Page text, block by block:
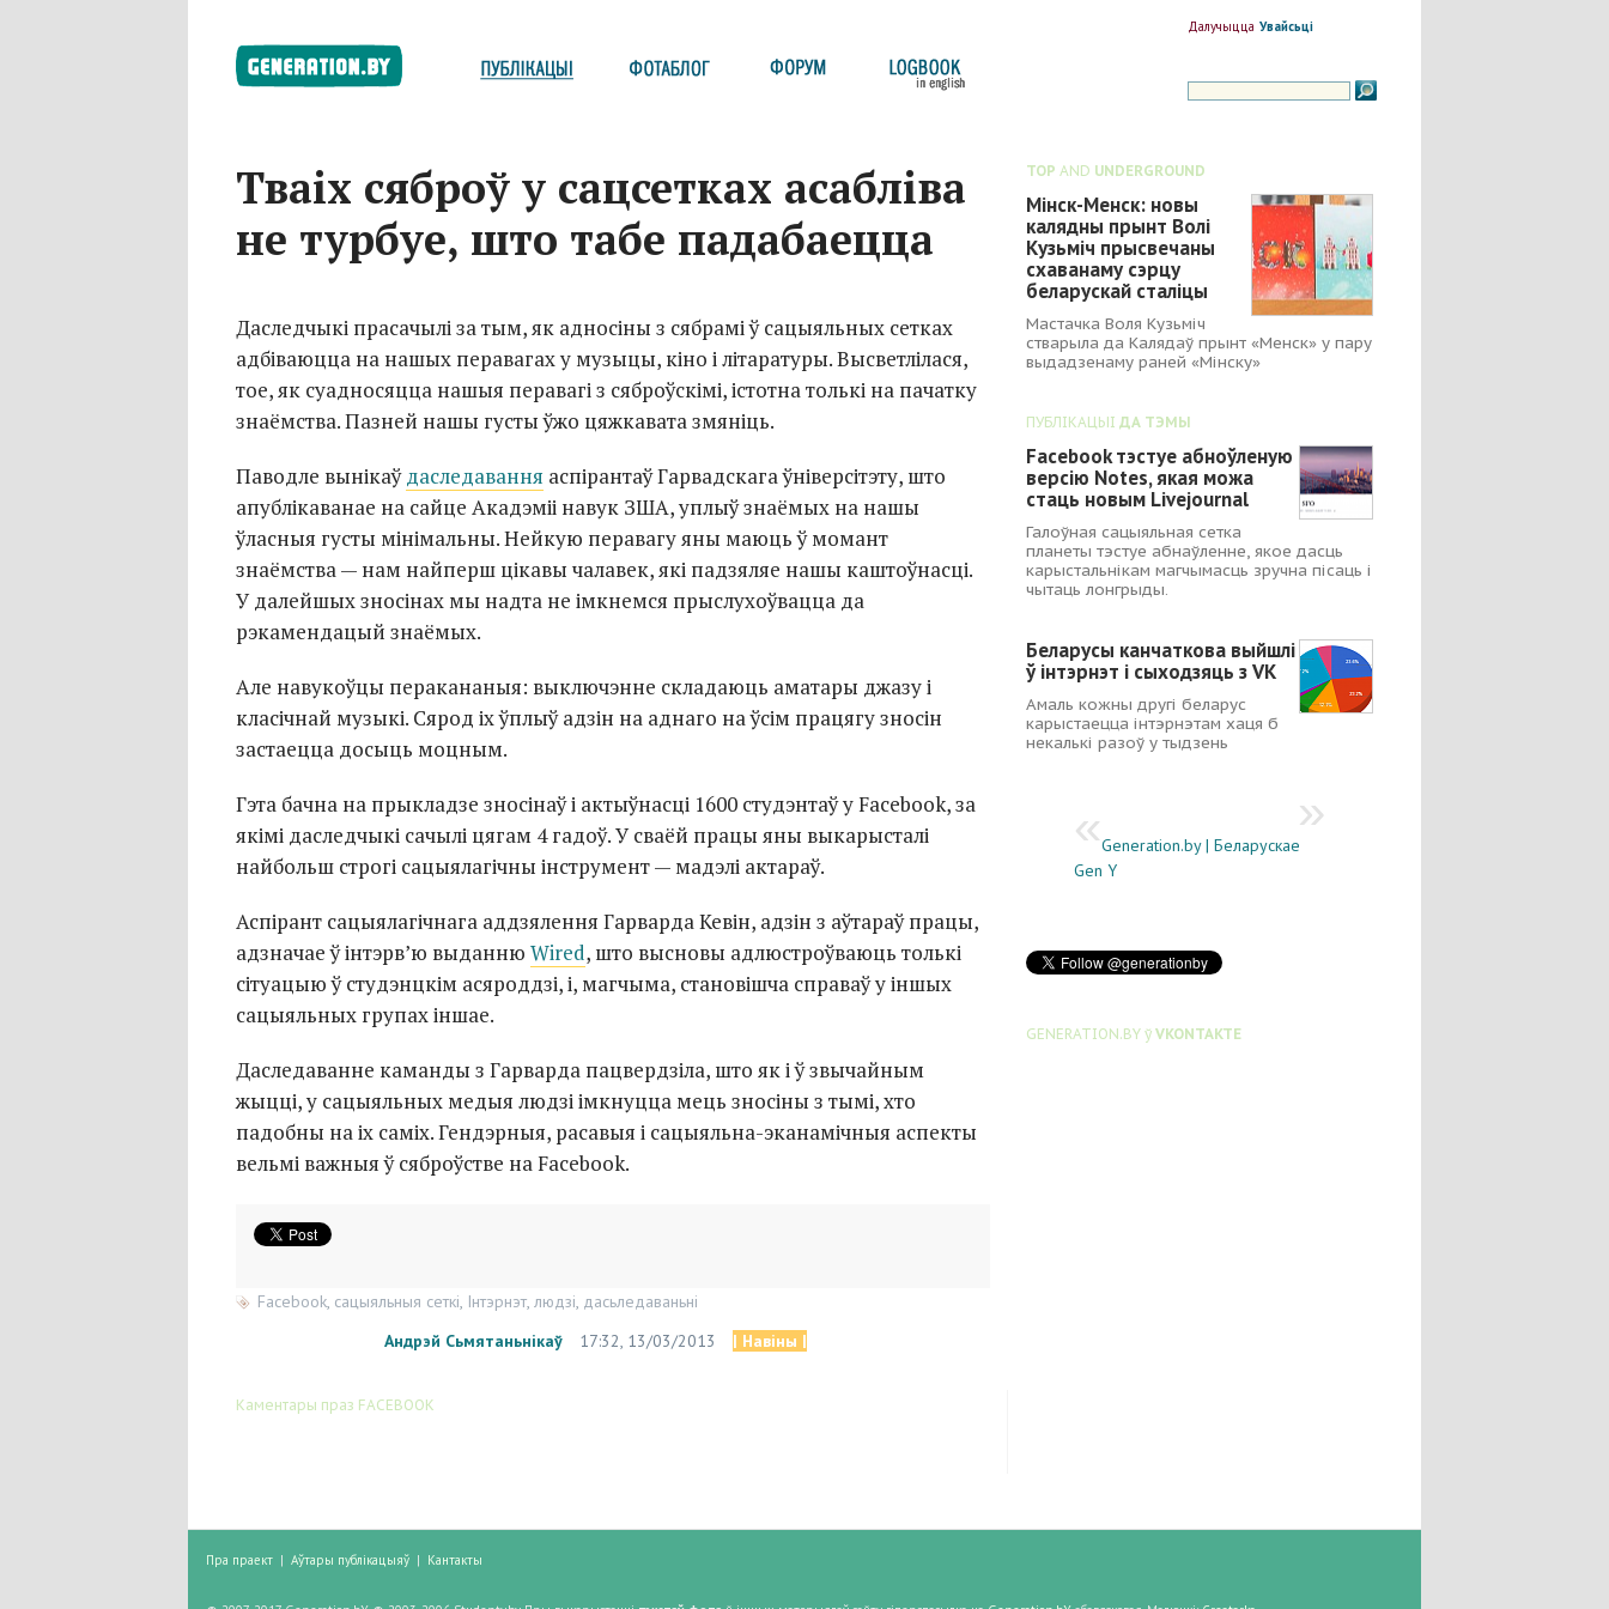
Далучыцца Увайсьці
Тваіх сяброў у сацсетках асабліва
не турбуе, што табе падабаецца
Даследчыкі прасачылі за тым, як адносіны з сябрамі ў сацыяльных сетках
адбіваюцца на нашых перавагах у музыцы, кіно і літаратуры. Высветлілася,
тое, як суадносяцца нашыя перавагі з сяброўскімі, істотна толькі на пачатку
знаёмства. Пазней нашы густы ўжо цяжкавата змяніць.
Паводле вынікаў даследавання аспірантаў Гарвадскага ўніверсітэту, што
апублікаванае на сайце Акадэміі навук ЗША, уплыў знаёмых на нашы
ўласныя густы мінімальны. Нейкую перавагу яны маюць ў момант
знаёмства — нам найперш цікавы чалавек, які падзяляе нашы каштоўнасці.
У далейшых зносінах мы надта не імкнемся прыслухоўвацца да
рэкамендацый знаёмых.
Але навукоўцы перакананыя: выключэнне складаюць аматары джазу і
класічнай музыкі. Сярод іх ўплыў адзін на аднаго на ўсім працягу зносін
застаецца досыць моцным.
Гэта бачна на прыкладзе зносінаў і актыўнасці 1600 студэнтаў у Facebook, за
якімі даследчыкі сачылі цягам 4 гадоў. У сваёй працы яны выкарысталі
найбольш строгі сацыялагічны інструмент — мадэлі актараў.
Аспірант сацыялагічнага аддзялення Гарварда Кевін, адзін з аўтараў працы,
адзначае ў інтэрв’ю выданню Wired, што высновы адлюстроўваюць толькі
сітуацыю ў студэнцкім асяроддзі, і, магчыма, становішча справаў у іншых
сацыяльных групах іншае.
Даследаванне каманды з Гарварда пацвердзіла, што як і ў звычайным
жыцці, у сацыяльных медыя людзі імкнуцца мець зносіны з тымі, хто
падобны на іх саміх. Гендэрныя, расавыя і сацыяльна-эканамічныя аспекты
вельмі важныя ў сяброўстве на Facebook.
Facebook сацыяльныя сеткі Інтэрнэт людзі дасьледаваньні
Андрэй Сьмятаньнікаў
17:32, 13/03/2013 | Навіны |
Каментары праз FACEBOOK
TOP AND UNDERGROUND
Мінск-Менск: новы
калядны прынт Волі
Кузьміч прысвечаны
схаванаму сэрцу
беларускай сталіцы
Мастачка Воля Кузьміч
стварыла да Калядаў прынт «Менск» у пару
выдадзенаму раней «Мінску»
ПУБЛІКАЦЫІ ДА ТЭМЫ
Facebook тэстуе абноўленую
версію Notes, якая можа
стаць новым Livejournal
Галоўная сацыяльная сетка
планеты тэстуе абнаўленне, якое дасць
карыстальнікам магчымасць зручна пісаць і
чытаць лонгрыды.
Беларусы канчаткова выйшлі
ў інтэрнэт і сыходзяць з VK
Амаль кожны другі беларус
карыстаецца інтэрнэтам хаця б
некалькі разоў у тыдзень
Generation.by | Беларускае
Gen Y
GENERATION.BY ў VKONTAKTE
Пра праект | Аўтары публікацыяў | Кантакты